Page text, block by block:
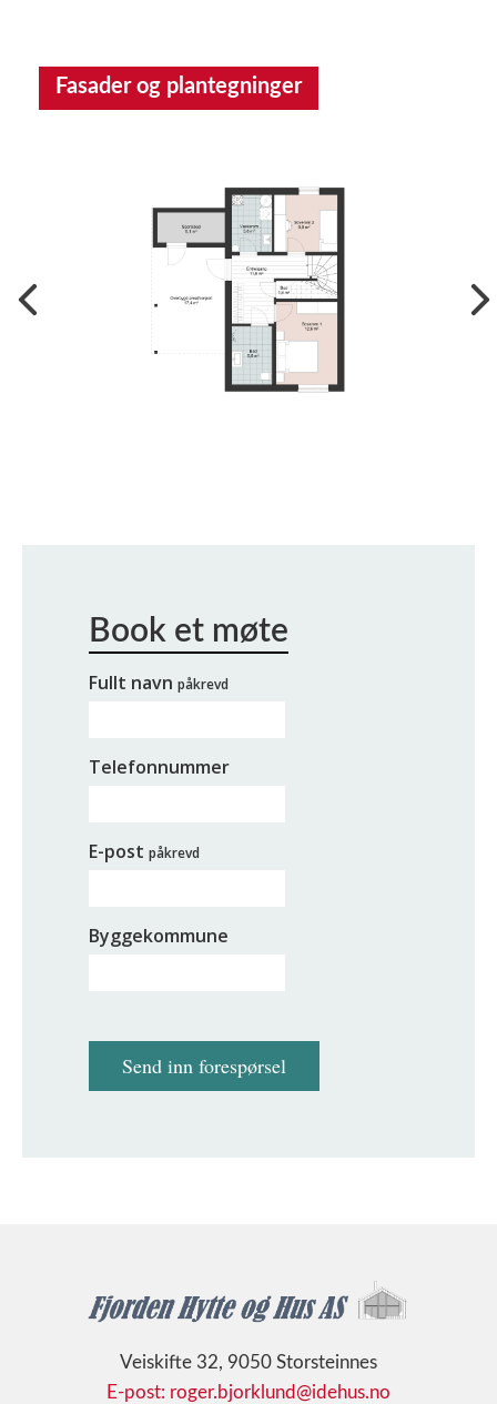
Fasader og plantegninger
Fullt navn påkrevd
Telefonnummer
E-post påkrevd
Byggekommune
Send inn forespørsel
Veiskifte 32, 9050 Storsteinnes
E-post: roger.bjorklund@idehus.no